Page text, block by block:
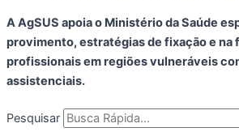
A AgSUS apoia o Ministério da Saúde
provimento, estratégias de fixação e na
profissionais em regiões vulneráveis
assistenciais.
Pesquisar